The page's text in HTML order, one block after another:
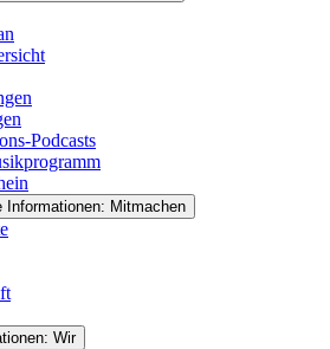
Podcasts
Informationen: Mitmachen
Wir